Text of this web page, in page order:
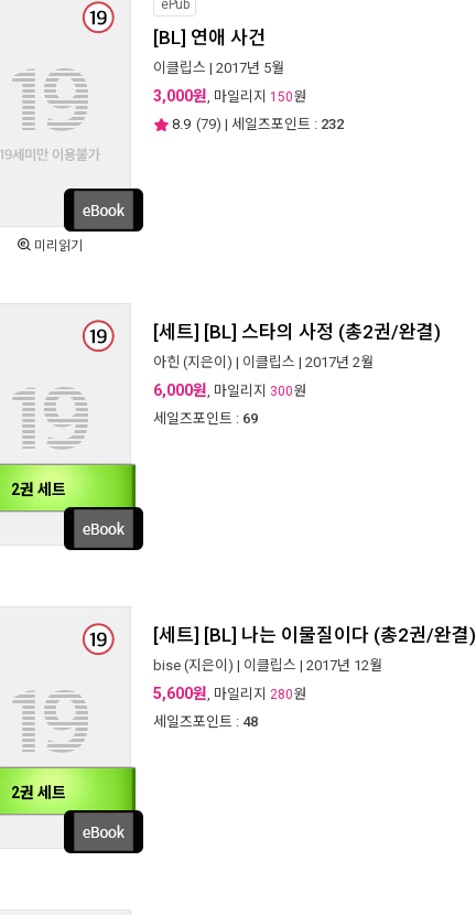
미리읽기
ePub
[BL] 연애 사건
이클립스 | 2017년 5월
3,000원, 마일리지 150원
8.9 (79) | 세일즈포인트 : 232
2권 세트
[세트] [BL] 스타의 사정 (총2권/완결)
아힌 (지은이) | 이클립스 | 2017년 2월
6,000원, 마일리지 300원
세일즈포인트 : 69
2권 세트
[세트] [BL] 나는 이물질이다 (총2권/완결)
bise (지은이) | 이클립스 | 2017년 12월
5,600원, 마일리지 280원
세일즈포인트 : 48